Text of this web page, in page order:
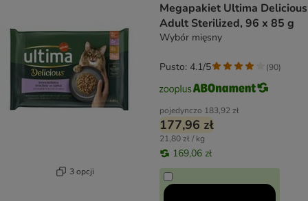
3 opcji
Megapakiet Ultima Delicious
Adult Sterilized, 96 x 85 g
Wybór mięsny
pojedynczo 183,92 zł
177,96 zł
21,80 zł / kg
169,06 zł
Pusto: 4.1/5 (90)